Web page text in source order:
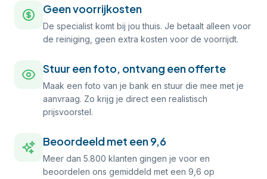
Geen voorrijkosten
De specialist komt bij jou thuis. Je betaalt alleen voor
de reiniging, geen extra kosten voor de voorrijdt.
Stuur een foto, ontvang een offerte
Maak een foto van je bank en stuur die mee met je
aanvraag. Zo krijg je direct een realistisch
prijsvoorstel.
Beoordeeld met een 9,6
Meer dan 5.800 klanten gingen je voor en
beoordelen ons gemiddeld met een 9,6 op